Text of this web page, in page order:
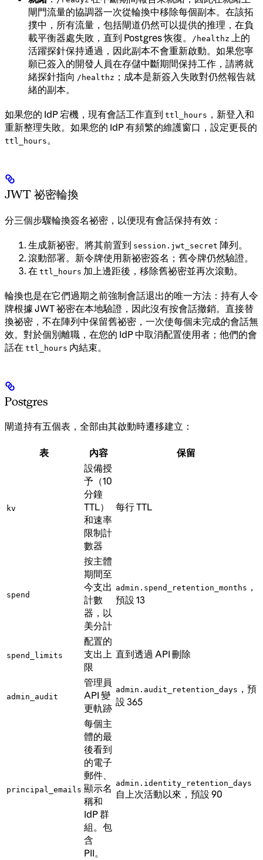
閘門流量的協調器一次從輪換中移除每個副本。在該拓
撲中，所有流量，包括閘道仍然可以提供的推理，在負
載平衡器處失敗，直到 Postgres 恢復。
/healthz 上的
活躍探針保持通過，因此副本不會重新啟動。如果您寧
願已簽入的開發人員在存儲中斷期間保持工作，請將就
緒探針指向 /healthz ；成本是新簽入失敗對仍然報告就
緒的副本。
如果您的 IdP 宕機，現有會話工作直到 ttl_hours ，新登入和
重新整理失敗。如果您的 IdP 有頻繁的維護窗口，設定更長的
ttl_hours。
JWT 祕密輪換
分三個步驟輪換簽名祕密，以便現有會話保持有效：
生成新祕密。將其前置到 session.jwt_secret 陣列。
滾動部署。新令牌使用新祕密簽名；舊令牌仍然驗證。
在 ttl_hours 加上邊距後，移除舊祕密並再次滾動。
輪換也是在它們過期之前強制會話退出的唯一方法：持有人令
牌根據 JWT 祕密在本地驗證，因此沒有按會話撤銷。直接替
換祕密，不在陣列中保留舊祕密，一次使每個未完成的會話無
效。對於個別離職，在您的 IdP 中取消配置使用者；他們的會
話在 ttl_hours 內結束。
Postgres
閘道持有五個表，全部由其啟動時遷移建立：
表 內容 保留
kv
設備授
予（10
分鐘
TTL）
和速率
限制計
數器
每行 TTL
spend
按主體
期間至
今支出
計數
器，以
美分計
admin.spend_retention_months ，
預設 13
spend_limits
配置的
支出上
限
直到透過 API 刪除
admin_audit
管理員
API 變
更軌跡
admin.audit_retention_days ，預
設 365
principal_emails
每個主
體的最
後看到
的電子
郵件、
顯示名
稱和
IdP 群
組。包
含
PII。
admin.identity_retention_days
自上次活動以來，預設 90